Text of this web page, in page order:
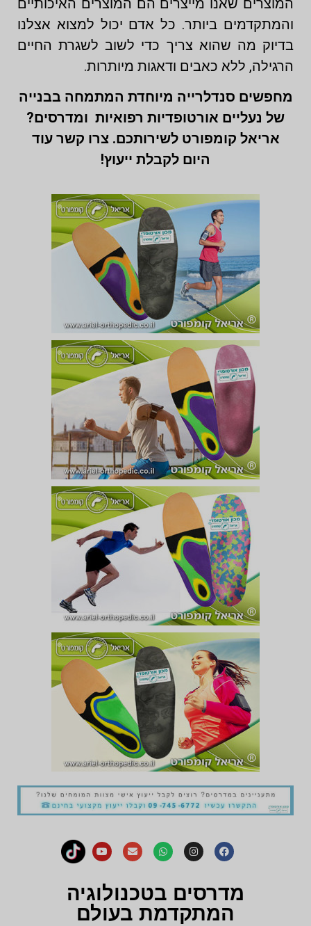
המוצרים שאנו מייצרים הם המוצרים האיכותיים
והמתקדמים ביותר. כל אדם יכול למצוא אצלנו
בדיוק מה שהוא צריך כדי לשוב לשגרת החיים
הרגילה, ללא כאבים ודאגות מיותרות.
מחפשים סנדלרייה מיוחדת המתמחה בבנייה
של נעליים אורטופדיות רפואיות ומדרסים?
אריאל קומפורט לשירותכם. צרו קשר עוד
היום לקבלת ייעוץ!
מדרסים בטכנולוגיה
המתקדמת בעולם